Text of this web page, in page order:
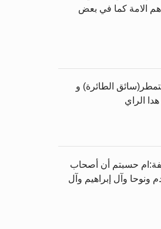
هم الامة كما في بعض
الطائرة) و
الراي
حسبتم أن أصحاب
ونوحا وآل إبراهيم وآل